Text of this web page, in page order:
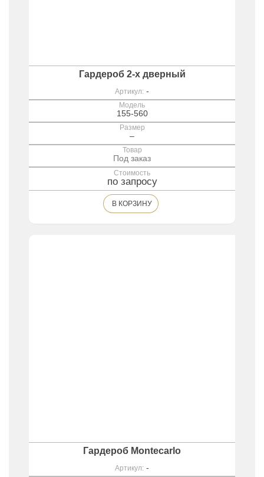
Гардероб 2-х дверный
Артикул: -
Модель
155-560
Размер
–
Товар
Под заказ
Стоимость
по запросу
В КОРЗИНУ
Гардероб Montecarlo
Артикул: -